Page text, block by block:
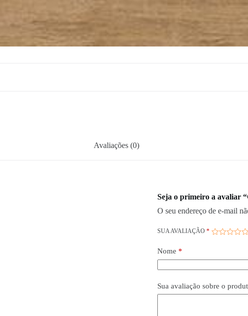
Avaliações (0)
Seja o primeiro a avaliar
O seu endereço de e-mail
SUA AVALIAÇÃO *
Nome *
Sua avaliação sobre o